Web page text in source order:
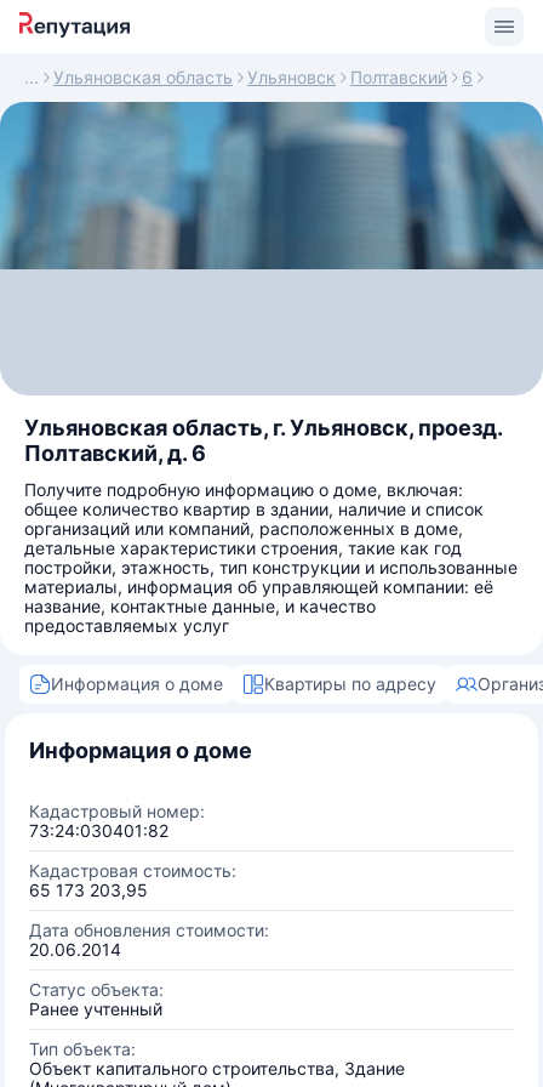
Ульяновская область Ульяновск Полтавский 6
Ульяновская область, г. Ульяновск, проезд.
Полтавский, д. 6
Получите подробную информацию о доме, включая:
общее количество квартир в здании, наличие и список
организаций или компаний, расположенных в доме,
детальные характеристики строения, такие как год
постройки, этажность, тип конструкции и использованные
материалы, информация об управляющей компании: её
название, контактные данные, и качество
предоставляемых услуг
Информация о доме Квартиры по адресу
Информация о доме
Кадастровый номер:
73:24:030401:82
Кадастровая стоимость:
65 173 203,95
Дата обновления стоимости:
20.06.2014
Статус объекта:
Ранее учтенный
Тип объекта:
Объект капитального строительства, Здание